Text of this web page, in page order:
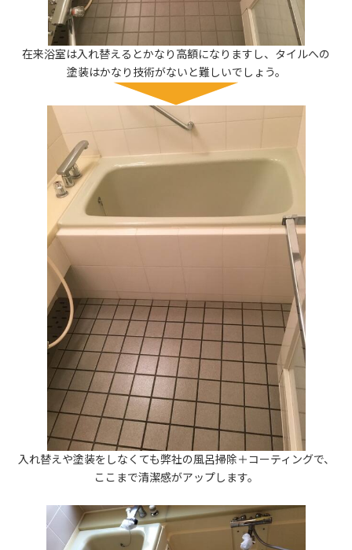
在来浴室は入れ替えるとかなり高額になりますし、タイルへの
塗装はかなり技術がないと難しいでしょう。
入れ替えや塗装をしなくても弊社の風呂掃除＋コーティングで、
ここまで清潔感がアップします。